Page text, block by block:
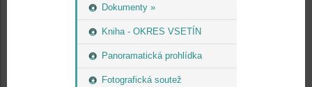
Dokumenty »
Kniha - OKRES VSETÍN
Panoramatická prohlídka
Fotografická soutež